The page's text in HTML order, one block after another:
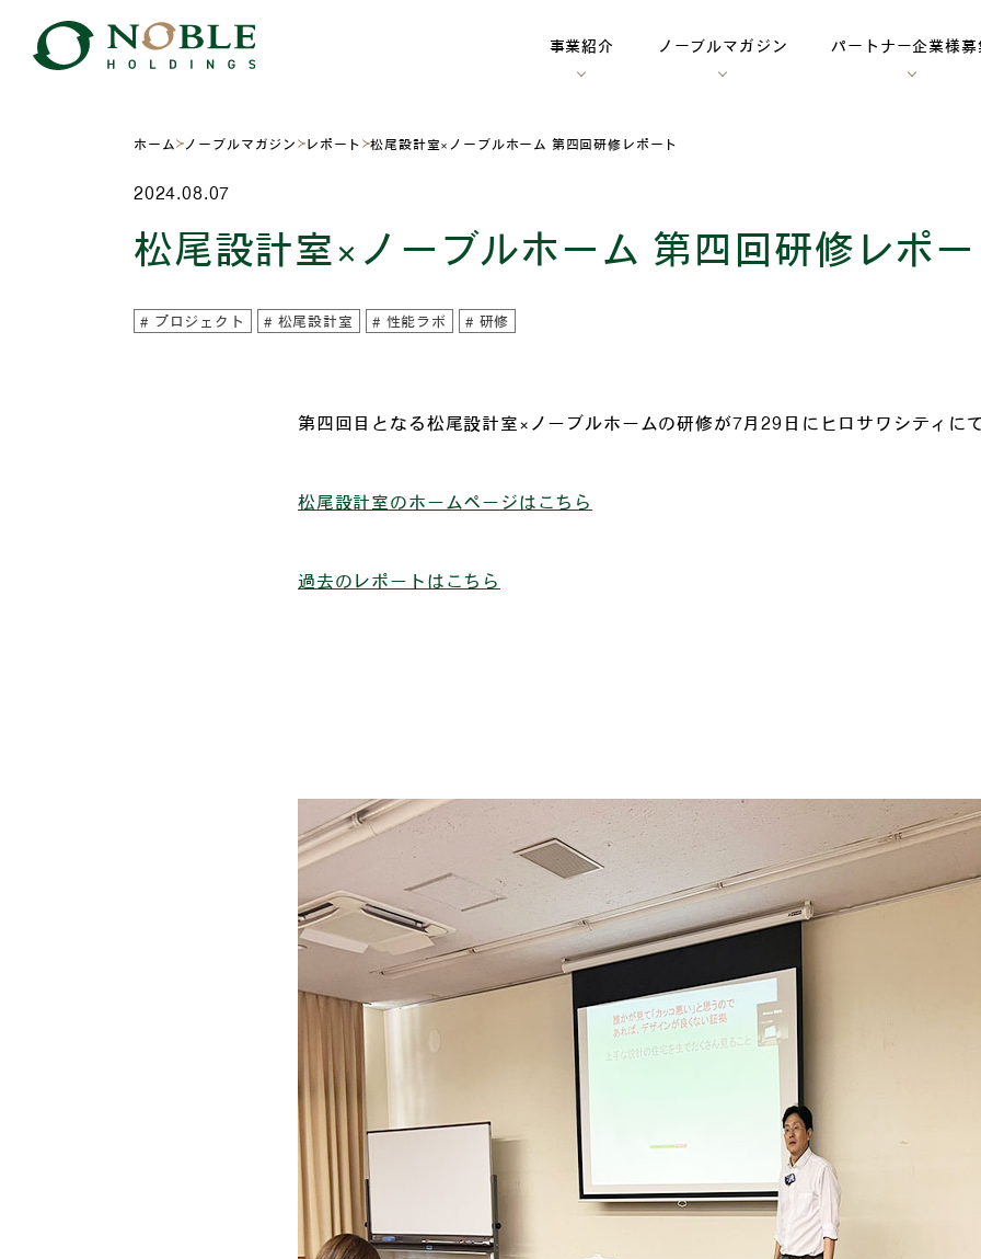
事業紹介 ノーブルマガジン パートナー企業様募
ホーム ノーブルマガジン レポート 松尾設計室×ノーブルホーム 第四回研修レポート
2024.08.07
松尾設計室×ノーブルホーム 第四回研修レポ
プロジェクト 松尾設計室 性能ラボ 研修
第四回目となる松尾設計室×ノーブルホームの研修が7月29日にヒロサワシティに
松尾設計室のホームページはこちら
過去のレポートはこちら